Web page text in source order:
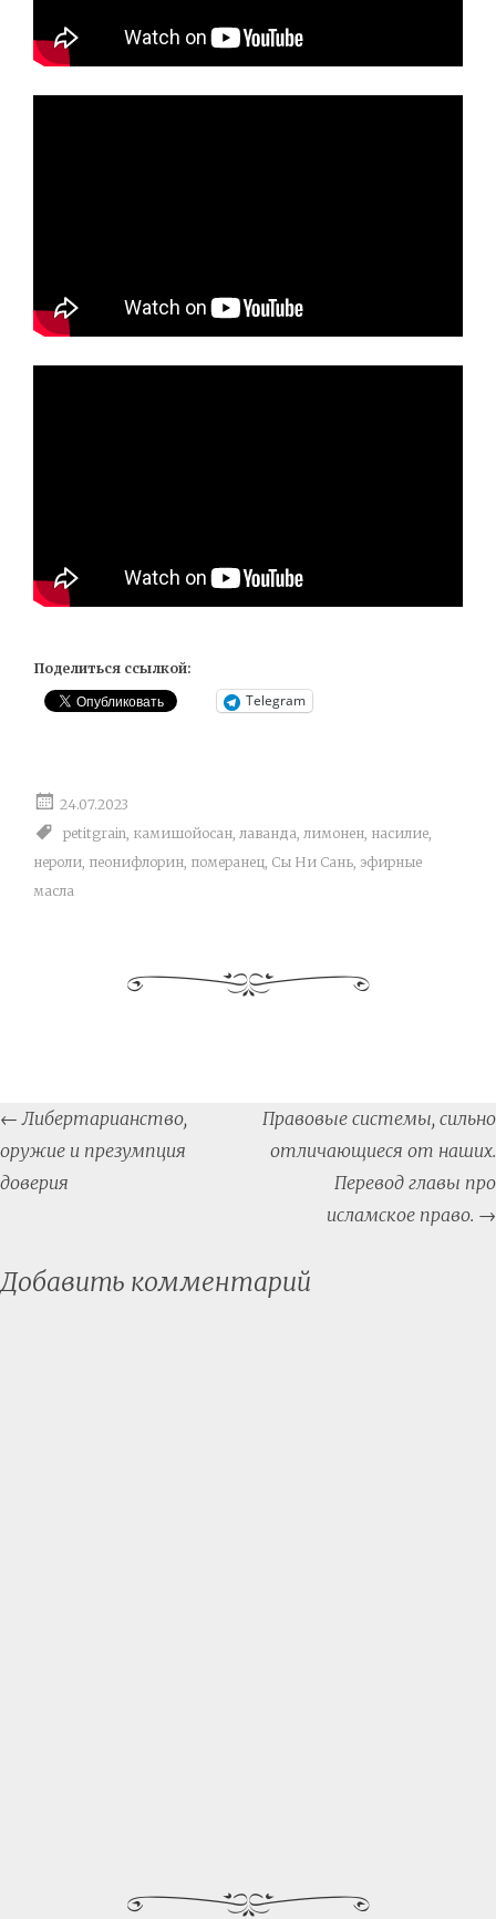
Поделиться ссылкой:
Telegram
24.07.2023
petitgrain камишойосан лаванда лимонен насилие
нероли пеонифлорин померанец Сы Ни Сань эфирные
масла
Post
navigation
← Либертарианство,
оружие и презумпция
доверия
Правовые системы, сильно
отличающиеся от наших.
Перевод главы про
исламское право. →
Добавить комментарий